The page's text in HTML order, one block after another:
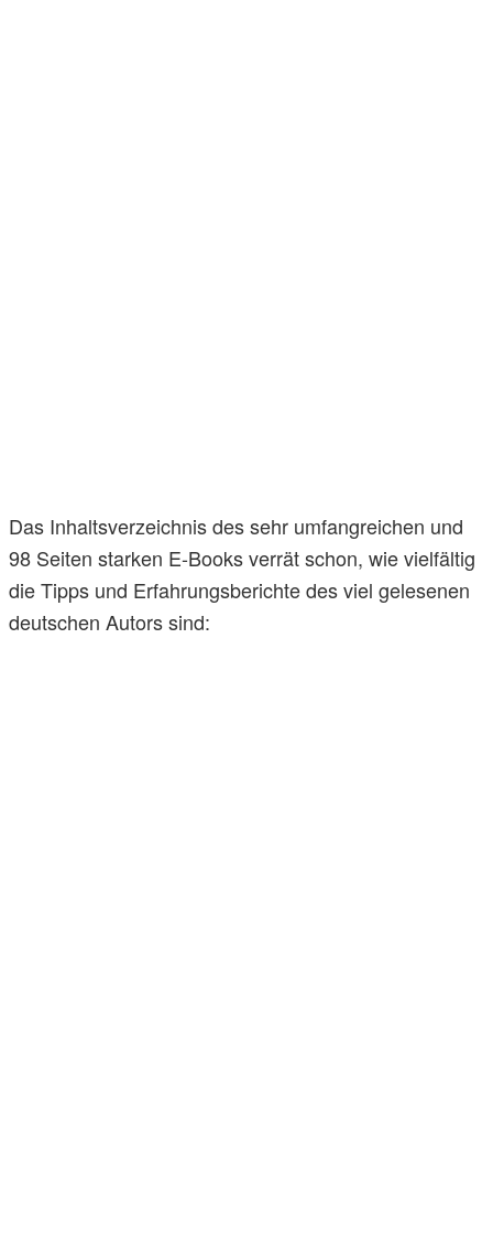
Das Inhaltsverzeichnis des sehr umfangreichen und
98 Seiten starken E-Books verrät schon, wie vielfältig
die Tipps und Erfahrungsberichte des viel gelesenen
deutschen Autors sind: